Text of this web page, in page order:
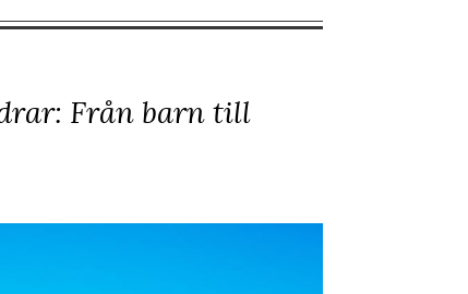
Från barn till